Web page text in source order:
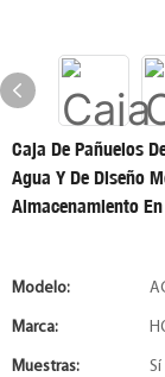
Caja De Pañuelos
Agua Y De Diseño
Almacenamiento
Modelo:
Marca:
Muestras: Sí